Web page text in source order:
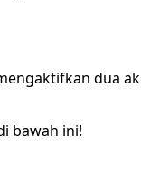
dua
bawah ini!